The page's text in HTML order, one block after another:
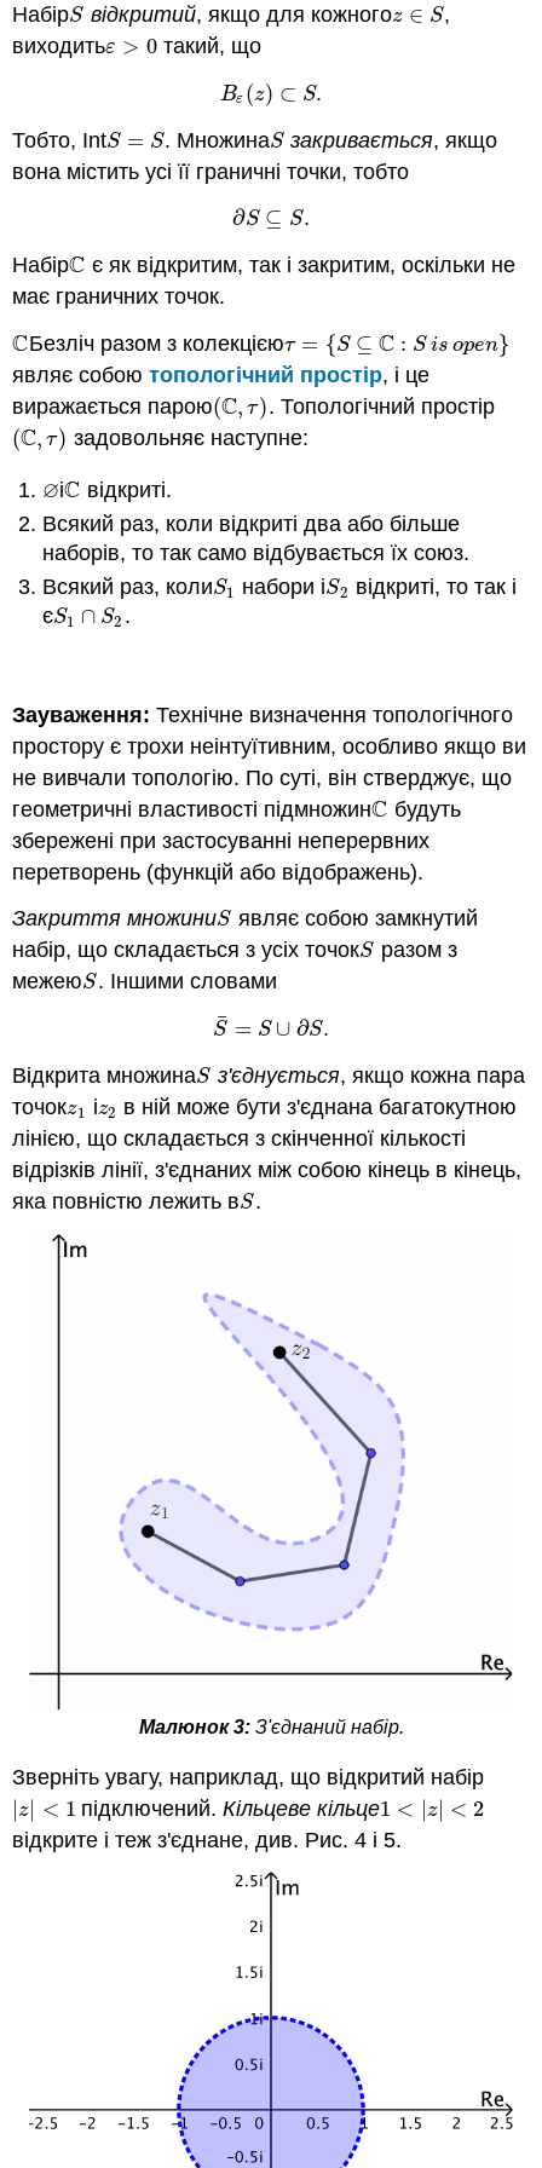
НабірS
S відкритий, якщо для кожногоz ∈ S
z∈S ,
виходитьε > 0
ε >0 такий, що
Bε (z) ⊂ S
Bε(z)⊂S
.
Тобто, IntS = S
S =S . МножинаS
S закривається, якщо
вона містить усі її граничні точки, тобто
∂S ⊆ S
∂S⊆S .
НабірC
C є як відкритим, так і закритим, оскільки не
має граничних точок.
C
CБезліч разом з колекцієюτ = {S ⊆ C : S is open}
τ={S⊆C:Sis o pen}
являє собоютопологічний простір, і це
виражається парою(C, τ)
(C, τ) . Топологічний простір
(C, τ)
(C, τ) задовольняє наступне:
∅
∅іC
C відкриті.
Всякий раз, коли відкриті два або більше
наборів, то так само відбувається їх союз.
Всякий раз, колиS1
S1 набори іS2
S2 відкриті, то так і
єS1 ∩ S2
S1 ∩ S2 .
Зауваження: Технічне визначення топологічного
простору є трохи неінтуїтивним, особливо якщо ви
не вивчали топологію. По суті, він стверджує, що
геометричні властивості підмножинC
C будуть
збережені при застосуванні неперервних
перетворень (функцій або відображень).
Закриття множиниS
S являє собою замкнутий
набір, що складається з усіх точокS
S разом з
межеюS
S. Іншими словами
S
¯ = S ∪ ∂S
S¯= S∪∂ S
.
Відкрита множинаS
S з'єднується, якщо кожна пара
точокz1
z1 іz2
z2 в ній може бути з'єднана багатокутною
лінією, що складається з скінченної кількості
відрізків лінії, з'єднаних між собою кінець в кінець,
яка повністю лежить вS
S.
Малюнок 3:З'єднаний набір.
Зверніть увагу, наприклад, що відкритий набір
|z| < 1
|z <1 підключений.Кільцеве кільце1 < |z| < 2
1 <|z |< 2
відкрите і теж з'єднане, див. Рис. 4 і 5.